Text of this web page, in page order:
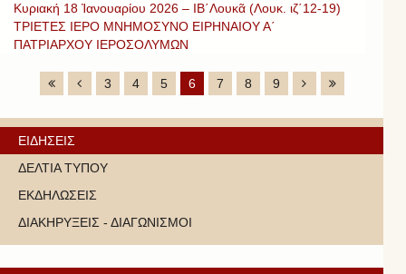
Κυριακή 18 Ἰανουαρίου 2026 – ΙΒ΄Λουκᾶ (Λουκ. ιζ΄12-19)
ΤΡΙΕΤΕΣ ΙΕΡΟ ΜΝΗΜΟΣΥΝΟ ΕΙΡΗΝΑΙΟΥ Α΄
ΠΑΤΡΙΑΡΧΟΥ ΙΕΡΟΣΟΛΥΜΩΝ
3 4 5 6 7 8 9
ΕΙΔΗΣΕΙΣ
ΔΕΛΤΙΑ ΤΥΠΟΥ
ΕΚΔΗΛΩΣΕΙΣ
ΔΙΑΚΗΡΥΞΕΙΣ - ΔΙΑΓΩΝΙΣΜΟΙ